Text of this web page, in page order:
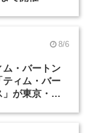
8/6
ム・バートン
ティム・バー
」が東京・豊